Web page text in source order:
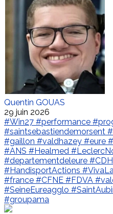
Quentin GOUAS
29 juin 2026
#Win27 #performance
#saintsebastiendemorsent
#gaillon #valdhazey #eure
#ANS #Healmed
#departementdeleure
#HandisportActions
#france #CFNE #FDVA
#SeineEureagglo
#groupama